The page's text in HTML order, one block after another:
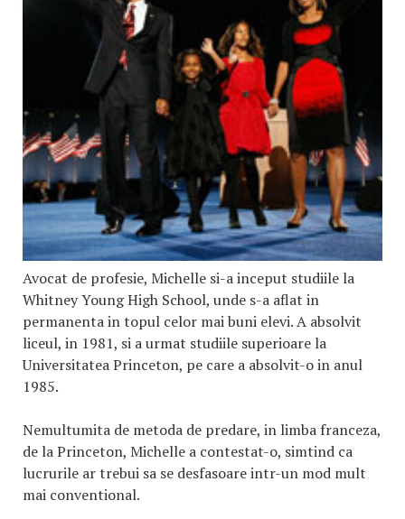
Avocat de profesie, Michelle si-a inceput studiile la
Whitney Young High School, unde s-a aflat in
permanenta in topul celor mai buni elevi. A absolvit
liceul, in 1981, si a urmat studiile superioare la
Universitatea Princeton, pe care a absolvit-o in anul
1985.
Nemultumita de metoda de predare, in limba franceza,
de la Princeton, Michelle a contestat-o, simtind ca
lucrurile ar trebui sa se desfasoare intr-un mod mult
mai conventional.